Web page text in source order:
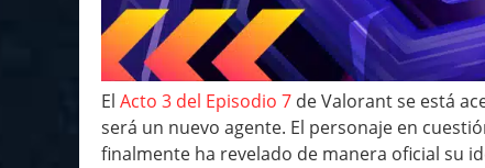
El Acto 3 del Episodio 7 de Valorant se está
será un nuevo agente. El personaje en
finalmente ha revelado de manera oficial su